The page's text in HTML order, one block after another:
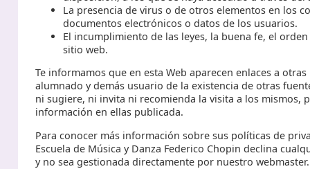
La presencia de virus o de otros elementos en los
documentos electrónicos o datos de los usuarios.
El incumplimiento de las leyes, la buena fe, el
sitio web.
Te informamos que en esta Web aparecen enlaces a
alumnado y demás usuario de la existencia de otras
ni sugiere, ni invita ni recomienda la visita a los
información en ellas publicada.
Para conocer más información sobre sus políticas de
Escuela de Música y Danza Federico Chopin declina
y no sea gestionada directamente por nuestro webmaster.